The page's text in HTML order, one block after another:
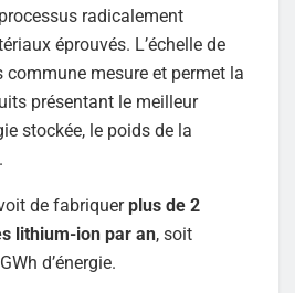
radicalement
éprouvés. L’échelle de
mesure et permet la
présentant le meilleur
stockée, le poids de la
de fabriquerplus de 2
lithium-ion par an, soit
d’énergie.